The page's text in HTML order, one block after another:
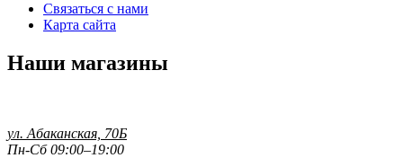
Связаться с нами
Карта сайта
Наши магазины
ул. Абаканская, 70Б
Пн-Сб 09:00–19:00